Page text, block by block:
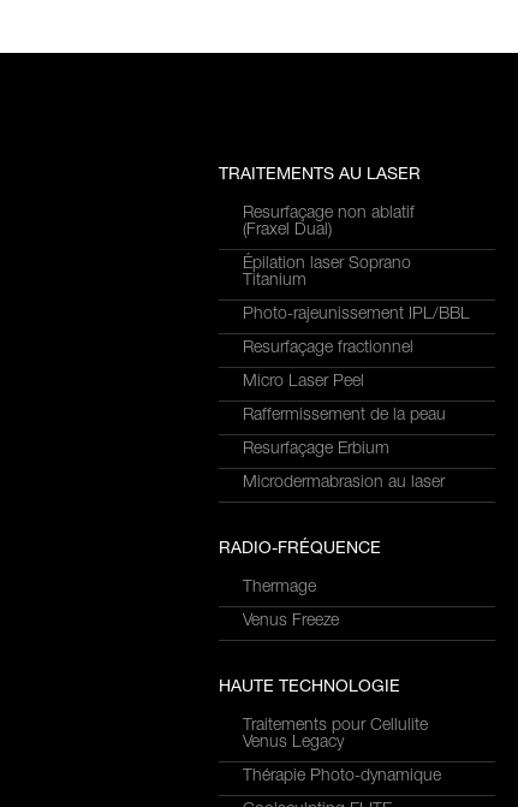
TRAITEMENTS AU LASER
Resurfaçage non ablatif
(Fraxel Dual)
Épilation laser Soprano
Titanium
Photo-rajeunissement IPL/BBL
Resurfaçage fractionnel
Micro Laser Peel
Raffermissement de la peau
Resurfaçage Erbium
Microdermabrasion au laser
RADIO-FRÉQUENCE
Thermage
Venus Freeze
HAUTE TECHNOLOGIE
Traitements pour Cellulite
Venus Legacy
Thérapie Photo-dynamique